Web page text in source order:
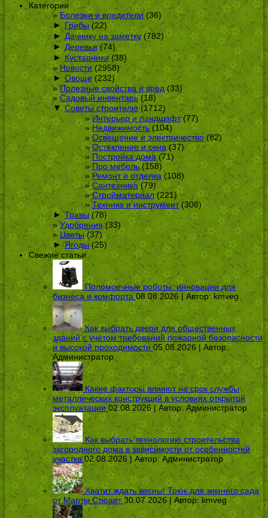
Категории
Болезни и вредители(36)
► Грибы(22)
► Дачнику на заметку(782)
► Деревья(74)
► Кустарники(38)
Новости(2958)
► Овощи (232)
Полезные свойства и вред(33)
Садовый инвентарь(18)
▼ Советы строителю(1712)
Интерьер и ландшафт(77)
Недвижимость(104)
Освещение и электричество(82)
Остекление и окна(37)
Постройка дома(71)
Про мебель(158)
Ремонт и отделка(108)
Сантехника (79)
Стройматериал(221)
Техника и инструмент(308)
► Травы(78)
Удобрения(33)
Цветы(37)
► Ягоды(25)
Свежие статьи
Поломоечные роботы: инновации для
бизнеса и комфорта 08.08.2026 | Автор:kmveg
Как выбрать двери для общественных
зданий с учётом требований пожарной безопасности
и высокой проходимости 05.08.2026 | Автор:
Администратор
Какие факторы влияют на срок службы
металлических конструкций в условиях открытой
эксплуатации 02.08.2026 | Автор:Администратор
Как выбрать технологию строительства
загородного дома в зависимости от особенностей
участка 02.08.2026 | Автор: Администратор
Хватит ждать весны! Трюк для зимнего сада
от Марты Стюарт 30.07.2026 | Автор:kmveg